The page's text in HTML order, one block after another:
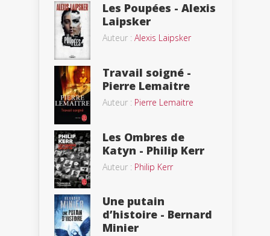
Les Poupées - Alexis
Laipsker
Auteur : Alexis Laipsker
Travail soigné -
Pierre Lemaitre
Auteur : Pierre Lemaitre
Les Ombres de
Katyn - Philip Kerr
Auteur : Philip Kerr
Une putain
d’histoire - Bernard
Minier